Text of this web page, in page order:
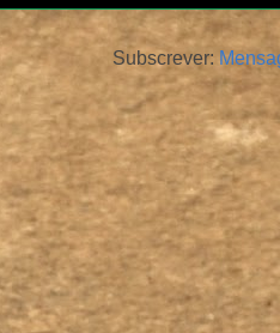
Subscrever: